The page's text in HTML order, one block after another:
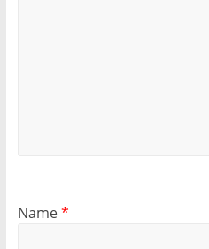
Name*